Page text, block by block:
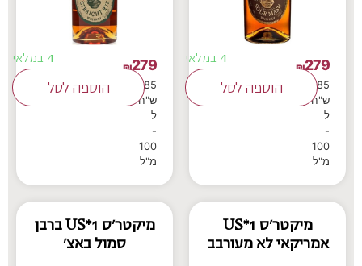
₪279
39.85
ש"ח
ל
-
100
מ"ל
4 במלאי
הוספה לסל
₪279
39.85
ש"ח
ל
-
100
מ"ל
4 במלאי
הוספה לסל
מיקטר'ס US*1
אמריקאי לא מעורבב
מיקטר'ס US*1 ברבן
סמול באצ'